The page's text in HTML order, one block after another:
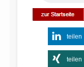
teilen
teilen